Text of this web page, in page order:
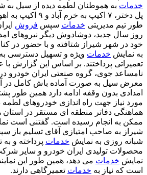
پل دختر، ۷ اكیپ به خرم آباد و
تیم مدیریتیخدماتسپسفروش ایران
سال جدید، دوشادوش دیگر نیروهای امدادی
در شهر شیراز شتافته و با حضور در كنار
خدماتویژه و تسهیل دسترسی به
پرداختند. بر اساس این گزارش با
جوی، گروه صنعتی ایران خودرو در
سیل به صورت آماده باش كامل در آمد
بدون وقفه ادامه دارد همین طور
نیاز جهت راه اندازی خودروهای لطمه دیده
دفاتر منطقه ای مستقر در استان ها
به صاحب امتیازی آقای تسلیم باز
روزی به نمایشخدماتپرداخته و به
تولیدی ایران خودرو و سایر شركت
خدماتمی دهد، همین طور این نمایندگی
كه نیاز بهخدماتتعمیرگاهی دارند.